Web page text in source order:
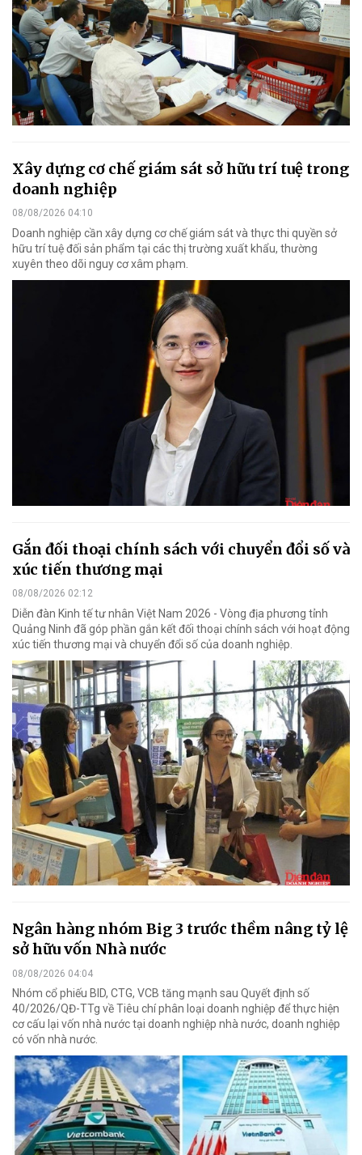
Xây dựng cơ chế giám sát sở hữu trí tuệ trong
doanh nghiệp
08/08/2026 04:10
Doanh nghiệp cần xây dựng cơ chế giám sát và thực thi quyền sở
hữu trí tuệ đối sản phẩm tại các thị trường xuất khẩu, thường
xuyên theo dõi nguy cơ xâm phạm.
Gắn đối thoại chính sách với chuyển đổi số và
xúc tiến thương mại
08/08/2026 02:12
Diễn đàn Kinh tế tư nhân Việt Nam 2026 - Vòng địa phương tỉnh
Quảng Ninh đã góp phần gắn kết đối thoại chính sách với hoạt động
xúc tiến thương mại và chuyển đổi số của doanh nghiệp.
Ngân hàng nhóm Big 3 trước thềm nâng tỷ lệ
sở hữu vốn Nhà nước
08/08/2026 04:04
Nhóm cổ phiếu BID, CTG, VCB tăng mạnh sau Quyết định số
40/2026/QĐ-TTg về Tiêu chí phân loại doanh nghiệp để thực hiện
cơ cấu lại vốn nhà nước tại doanh nghiệp nhà nước, doanh nghiệp
có vốn nhà nước.